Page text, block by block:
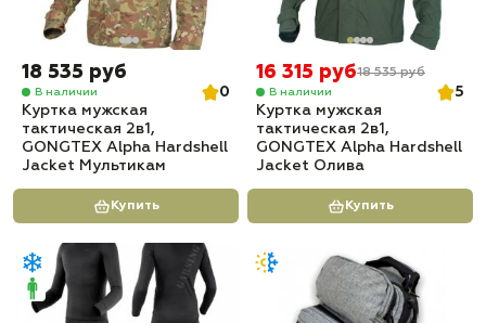
18 535 руб
В наличии
0
Куртка мужская
тактическая 2в1,
GONGTEX Alpha Hardshell
Jacket Мультикам
Купить
16 315 руб18 535 руб
В наличии
5
Куртка мужская
тактическая 2в1,
GONGTEX Alpha Hardshell
Jacket Олива
Купить